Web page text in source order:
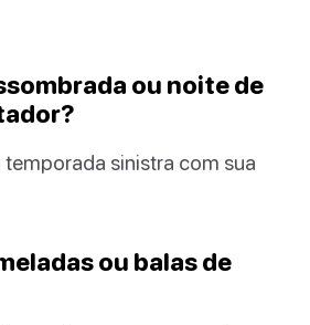
ou noite de
sinistra com sua
ou balas de